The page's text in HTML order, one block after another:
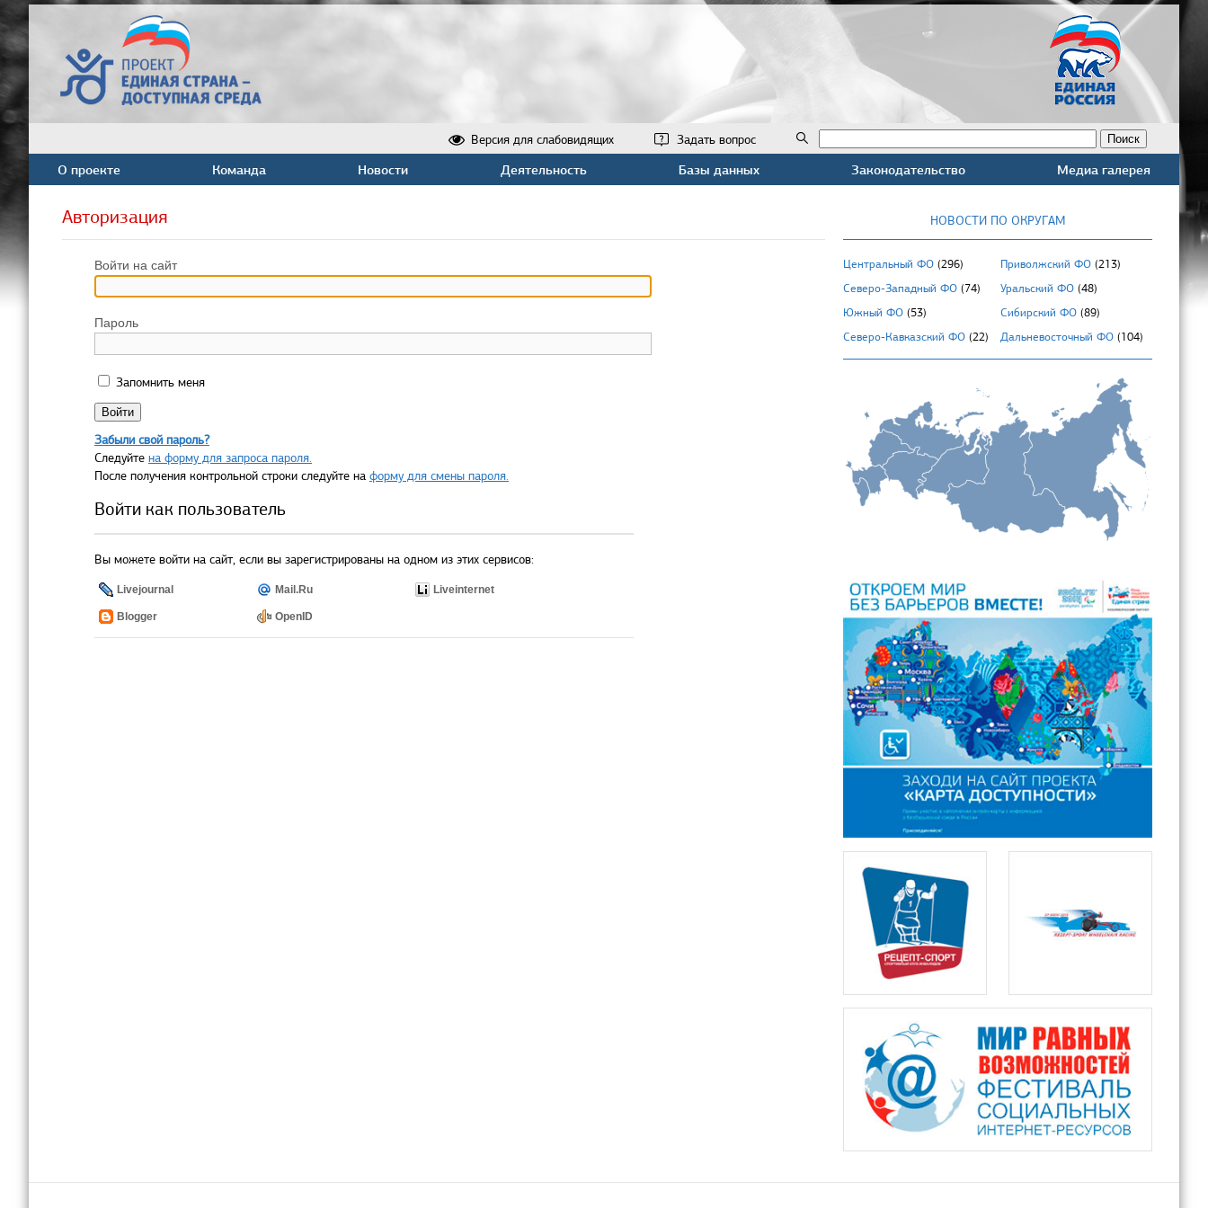
Задать вопрос
Версия для слабовидящих
О проекте Команда Новости Деятельность Базы данных Законодательство Медиа галерея
Авторизация
Войти на сайт
Пароль
Запомнить меня
Забыли свой пароль?
Следуйте на форму для запроса пароля.
После получения контрольной строки следуйте на форму для смены пароля.
Войти как пользователь
Вы можете войти на сайт, если вы зарегистрированы на одном из этих сервисов:
Livejournal Mail.Ru Liveinternet
Blogger OpenID
НОВОСТИ ПО ОКРУГАМ
Центральный ФО (296) Приволжский ФО (213)
Северо-Западный ФО (74) Уральский ФО (48)
Южный ФО (53) Сибирский ФО (89)
Северо-Кавказский ФО (22) Дальневосточный ФО (104)